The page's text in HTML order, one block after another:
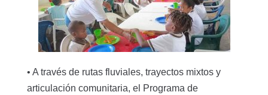
• A través de rutas fluviales, trayectos mixtos y
articulación comunitaria, el Programa de